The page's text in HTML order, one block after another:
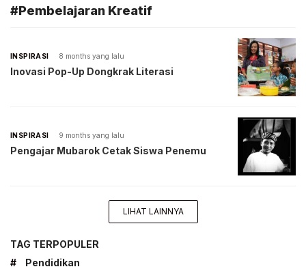
#Pembelajaran Kreatif
INSPIRASI 8 months yang lalu
Inovasi Pop-Up Dongkrak Literasi
INSPIRASI 9 months yang lalu
Pengajar Mubarok Cetak Siswa Penemu
LIHAT LAINNYA
TAG TERPOPULER
#
Pendidikan